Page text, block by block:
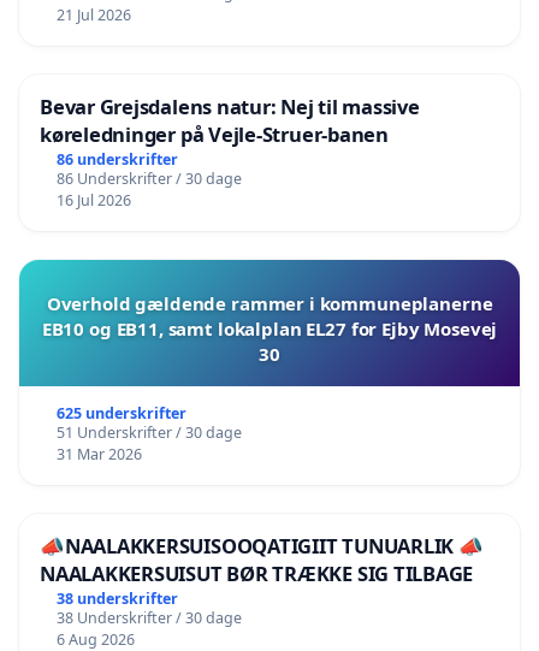
21 Jul 2026
Bevar Grejsdalens natur: Nej til massive
køreledninger på Vejle-Struer-banen
86 underskrifter
86 Underskrifter / 30 dage
16 Jul 2026
Overhold gældende rammer i kommuneplanerne
EB10 og EB11, samt lokalplan EL27 for Ejby Mosevej
30
625 underskrifter
51 Underskrifter / 30 dage
31 Mar 2026
📣NAALAKKERSUISOOQATIGIIT TUNUARLIK 📣
NAALAKKERSUISUT BØR TRÆKKE SIG TILBAGE
38 underskrifter
38 Underskrifter / 30 dage
6 Aug 2026